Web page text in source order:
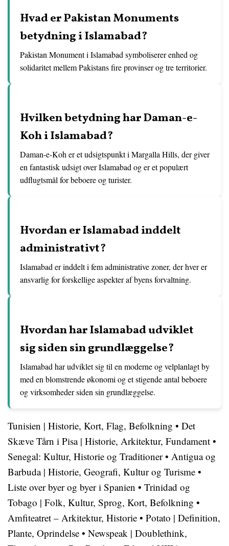
Hvad er Pakistan Monuments
betydning i Islamabad?
Pakistan Monument i Islamabad symboliserer enhed og
solidaritet mellem Pakistans fire provinser og tre territorier.
Hvilken betydning har Daman-e-
Koh i Islamabad?
Daman-e-Koh er et udsigtspunkt i Margalla Hills, der giver
en fantastisk udsigt over Islamabad og er et populært
udflugtsmål for beboere og turister.
Hvordan er Islamabad inddelt
administrativt?
Islamabad er inddelt i fem administrative zoner, der hver er
ansvarlig for forskellige aspekter af byens forvaltning.
Hvordan har Islamabad udviklet
sig siden sin grundlæggelse?
Islamabad har udviklet sig til en moderne og velplanlagt by
med en blomstrende økonomi og et stigende antal beboere
og virksomheder siden sin grundlæggelse.
Tunisien | Historie, Kort, Flag, Befolkning • Det
Skæve Tårn i Pisa | Historie, Arkitektur, Fundament •
Senegal: Kultur, Historie og Traditioner• Antigua og
Barbuda | Historie, Geografi, Kultur og Turisme •
Liste over byer og byer i Spanien • Trinidad og
Tobago | Folk, Kultur, Sprog, Kort, Befolkning •
Amfiteatret – Arkitektur, Historie • Potato | Definition,
Plante, Oprindelse • Newspeak | Doublethink,